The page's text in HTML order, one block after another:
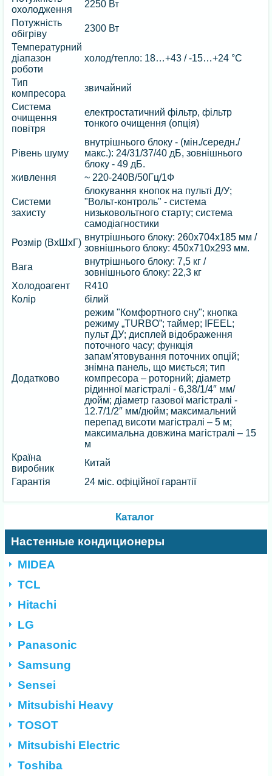
охолодження
2250 Вт
Потужність
обігріву
2300 Вт
Температурний
діапазон
роботи
холод/тепло: 18…+43 / -15…+24 °C
Тип
компресора
звичайний
Система
очищення
повітря
електростатичний фільтр, фільтр
тонкого очищення (опція)
Рівень шуму
внутрішнього блоку - (мін./середн./
макс.): 24/31/37/40 дБ, зовнішнього
блоку - 49 дБ.
живлення
~ 220-240В/50Гц/1Ф
Системи
захисту
блокування кнопок на пульті Д/У;
"Вольт-контроль" - система
низьковольтного старту; система
самодіагностики
Розмір (ВхШхГ)
внутрішнього блоку: 260х704х185 мм /
зовнішнього блоку: 450х710х293 мм.
Вага
внутрішнього блоку: 7,5 кг /
зовнішнього блоку: 22,3 кг
Холодоагент
R410
Колір
білий
Додатково
режим "Комфортного сну"; кнопка
режиму „TURBO”; таймер; IFEEL;
пульт ДУ; дисплей відображення
поточного часу; функція
запам'ятовування поточних опцій;
знімна панель, що миється; тип
компресора – роторний; діаметр
рідинної магістралі - 6,38/1/4″ мм/
дюйм; діаметр газової магістралі -
12.7/1/2″ мм/дюйм; максимальний
перепад висоти магістралі – 5 м;
максимальна довжина магістралі – 15
м
Країна
виробник
Китай
Гарантія
24 міс. офіційної гарантії
Каталог
Настенные кондиционеры
MIDEA
TCL
Hitachi
LG
Panasonic
Samsung
Sensei
Mitsubishi Heavy
TOSOT
Mitsubishi Electric
Toshiba